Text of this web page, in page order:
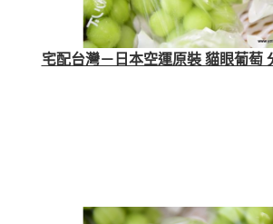
宅配台灣－日本空運原裝 貓眼葡萄